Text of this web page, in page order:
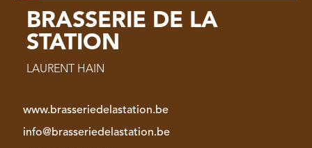
BRASSERIE DE LA
STATION
LAURENT HAIN
www.brasseriedelastation.be
info@brasseriedelastation.be